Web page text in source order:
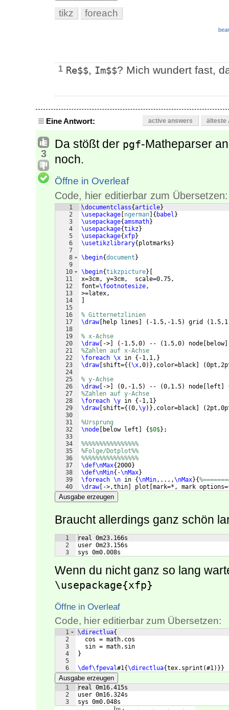
tikz foreach
1 Re$$, Im$$? Mich wundert fast,
Eine Antwort: active answers älteste
3
Da stößt der pgf-Matheparser
noch.
Öffne in Overleaf
Code, hier editierbar zum Übersetzen:
1
2
3
4
5
6
7
8
9
10
11
12
13
14
15
16
17
18
19
20
21
22
23
24
25
26
27
28
29
30
31
32
33
34
35
36
37
38
39
40
41
\documentclass{article}
\usepackage ngerman { babel }
\usepackage{amsmath}
\usepackage{tikz}
\usepackage{xfp}
\usetikzlibrary{ plotmarks }
\begin{document }
\begin{tikzpicture}
x=3cm, y=3cm,  scale=0.75,
font=\footnotesize,
>=latex,
% Gitternetzlinien
\draw[ help lines ( -1.5,-1.5) grid (
% x-Achse
\draw[ -> ( -1.5,0) -- ( 1.5,0) node below]
%Zahlen auf x-Achse
\foreach \x in { -1,1, }
\draw[ shift={(\x,0)} ,color=black (
% y-Achse
\draw[ -> (0,-1.5) -- (0,1.5) node left
%Zahlen auf y-Achse
\foreach \y in { -1,1}
\draw[ shift={(0,\y)} ,color=black (
%Ursprung
\node
below left { $0$} ;
%%%%%%%%%%%%%%%%
%Folge/Dotplot%%
%%%%%%%%%%%%%%%%
\def\nMax{2000}
\def\nMin{ -\nMax}
\foreach \n in {\nMin,...,\nMax}{
\draw[ ->,thin plot mark=*, mark options=
coordinates
Ausgabe erzeugen
Braucht allerdings ganz schön
1
2
3
real 0m23.166s
user 0m23.156s
sys 0m0.008s
Wenn du nicht ganz so lang
\usepackage{xfp}
Öffne in Overleaf
Code, hier editierbar zum Übersetzen:
1
2
3
4
5
6
\directlua{
  cos = math.cos
  sin = math.sin
}
\def\fpeval#1{\directlua{tex.sprint (#1)}}
Ausgabe erzeugen
1
2
3
real 0m16.415s
user 0m16.324s
sys 0m0.048s